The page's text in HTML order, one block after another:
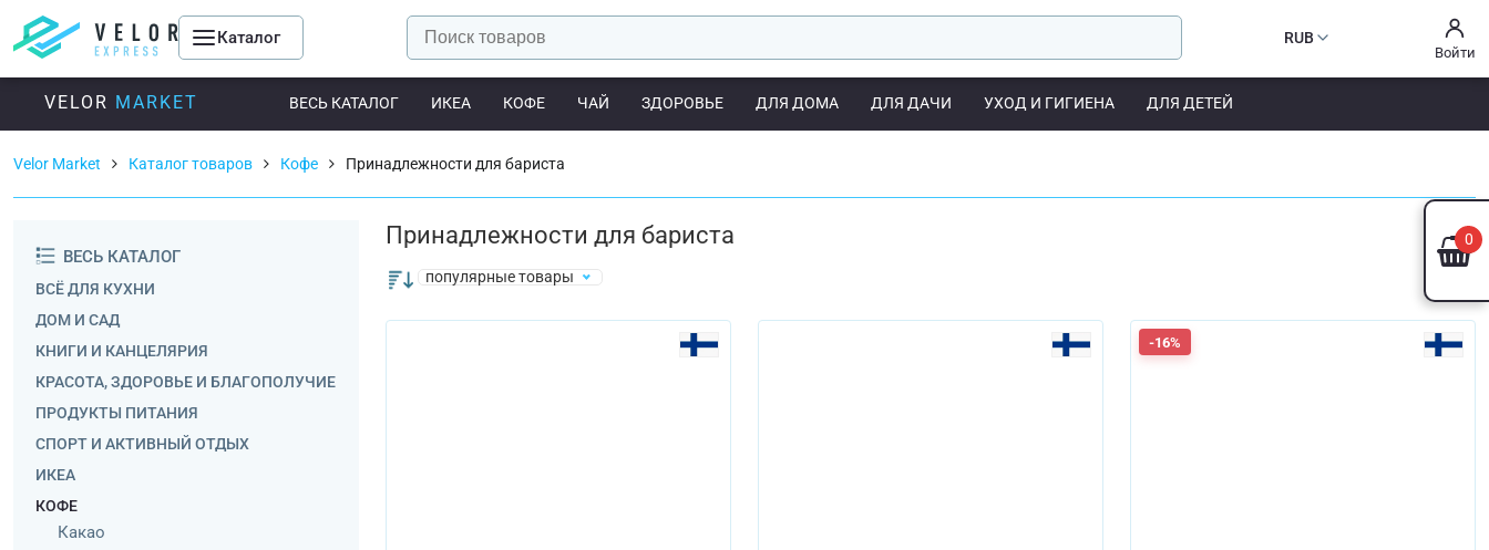
Каталог RUB
Войти
VELOR MARKET ВЕСЬ КАТАЛОГ ИКЕА КОФЕ ЧАЙ ЗДОРОВЬЕ ДЛЯ ДОМА ДЛЯ ДАЧИ УХОД И ГИГИЕНА ДЛЯ ДЕТЕЙ
Velor Market Каталог товаров Кофе Принадлежности для бариста
ВЕСЬ КАТАЛОГ
ВСЁ ДЛЯ КУХНИ
ДОМ И САД
КНИГИ И КАНЦЕЛЯРИЯ
КРАСОТА, ЗДОРОВЬЕ И БЛАГОПОЛУЧИЕ
ПРОДУКТЫ ПИТАНИЯ
СПОРТ И АКТИВНЫЙ ОТДЫХ
ИКЕА
КОФЕ
Какао
Принадлежности для бариста
популярные товары
-16%
0